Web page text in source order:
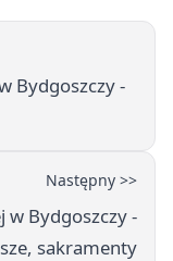
Bydgoszczy -
Następny >>
w Bydgoszczy -
sakramenty